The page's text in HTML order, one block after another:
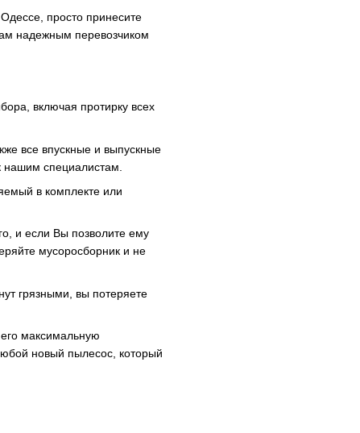
просто принесите
надежным перевозчиком
включая протирку всех
все впускные и выпускные
нашим специалистам.
в комплекте или
и если Вы позволите ему
мусоросборник и не
грязными, вы потеряете
максимальную
новый пылесос, который